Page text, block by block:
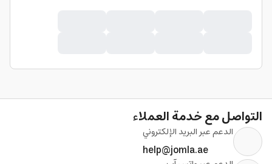
التواصل مع خدمة العملاء
الدعم عبر البريد الإلكتروني
help@jomla.ae